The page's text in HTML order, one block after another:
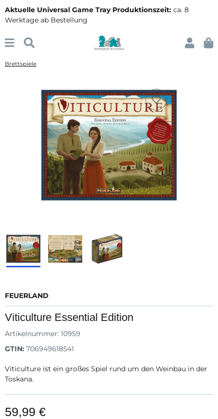
Aktuelle Universal Game Tray Produktionszeit: ca. 8
Werktage ab Bestellung
Brettspiele
FEUERLAND
Viticulture Essential Edition
Artikelnummer: 10959
GTIN: 706949618541
Viticulture ist ein großes Spiel rund um den Weinbau in der
Toskana.
59,99 €